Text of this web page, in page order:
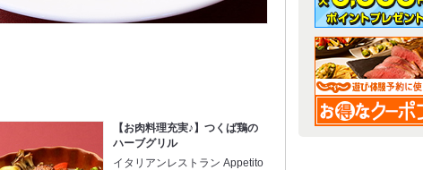
【お肉料理充実♪】つくば鶏の
ハーブグリル
イタリアンレストラン Appetito